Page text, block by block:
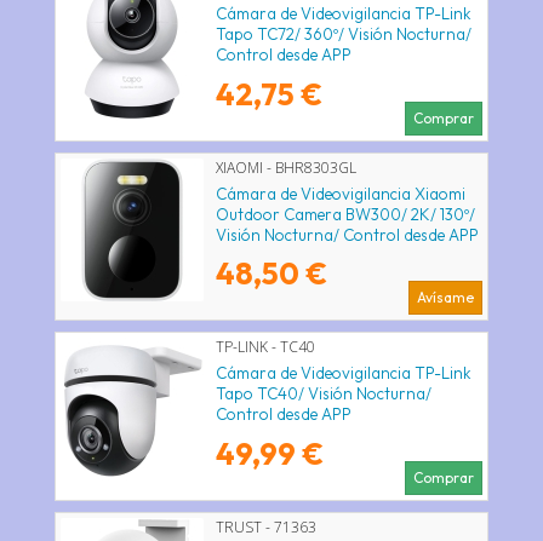
Cámara de Videovigilancia TP-Link
Tapo TC72/ 360º/ Visión Nocturna/
Control desde APP
42,75 €
Comprar
XIAOMI - BHR8303GL
Cámara de Videovigilancia Xiaomi
Outdoor Camera BW300/ 2K/ 130º/
Visión Nocturna/ Control desde APP
48,50 €
Avísame
TP-LINK - TC40
Cámara de Videovigilancia TP-Link
Tapo TC40/ Visión Nocturna/
Control desde APP
49,99 €
Comprar
TRUST - 71363